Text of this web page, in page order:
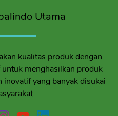
Utama
kualitas produk dengan
menghasilkan produk
yang banyak disukai